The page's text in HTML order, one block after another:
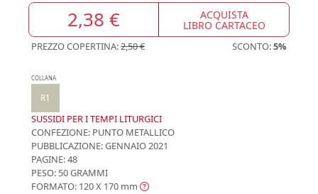
2,38 € ACQUISTA
LIBRO CARTACEO
PREZZO COPERTINA:2,50 € SCONTO:5%
COLLANA
R1
SUSSIDI PER I TEMPI LITURGICI
CONFEZIONE: PUNTO METALLICO
PUBBLICAZIONE:GENNAIO 2021
PAGINE: 48
PESO: 50 GRAMMI
FORMATO: 120 X 170 mm